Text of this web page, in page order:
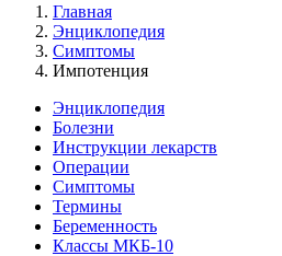
Главная
Энциклопедия
Симптомы
Импотенция
Энциклопедия
Болезни
Инструкции лекарств
Операции
Симптомы
Термины
Беременность
Классы МКБ-10